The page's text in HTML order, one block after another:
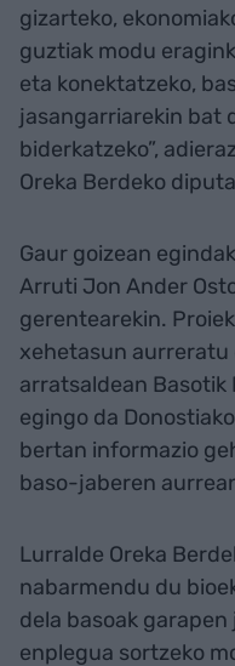
gizarteko,
guztiak modu
eta konektatzeko,
jasangarriarekin bat
biderkatzeko”,
Oreka Berdeko
Gaur goizean
Arruti Jon Ander
gerentearekin.
xehetasun aurreratu
arratsaldean
egingo da
bertan informazio
baso-jaberen
Lurralde Oreka
nabarmendu du
dela basoak
enplegua sortzeko